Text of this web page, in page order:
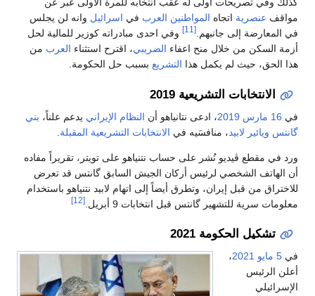
مواقف عنصرية اتجاه المواطنين العرب في اسرائيل وانه لن يجلس
في المعارضة إلى جانبهم. [11]
وفي احدى مبادراته كوزير للمالية لحل
أزمة السكن من خلال منح اعفاء الضريبي، اقترح استثناء العرب من
هذا الحق، حيث لم يكمل هذا التشريع بسبب حل الحكومة.
الانتخابات التشريعية 2019
في 16 مارس 2019، ادعى نتانياهو أن النظام الإيراني يدعم علناً، بني
گانتس ويائير لابيد، منافسَيه في الانتخابات التشريعية المقبلة
ورد في مقطع ڤيديو نُشر على حساب نتنياهو على تويتر، تقريراً مفاده
أن الهاتف الشخصي لرئيس أركان الجيش السابق گانتس قد تعرض
للاختراق من قبل إيران، وتطرق أيضاً إلى اتهام لابيد نتنياهو باستخدام
معلومات سرية للتشهير گانتس قبل انتخابات 9 أبريل.
[12]
تشكيل الحكومة 2021
في 5 مايو 2021،
أعلن الرئيس
الإسرائيلي